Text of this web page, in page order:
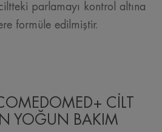
parlamayı kontrol altına
formüle edilmiştir.
CİLT
YOĞUN BAKIM